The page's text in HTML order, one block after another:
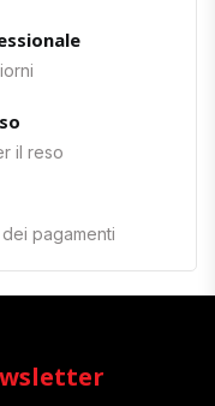
il reso
pagamenti